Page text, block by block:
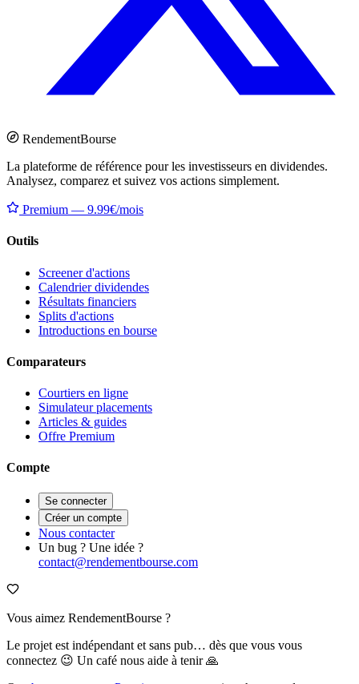
RendementBourse
La plateforme de référence pour les investisseurs en dividendes.
Analysez, comparez et suivez vos actions simplement.
Premium — 9.99€/mois
Outils
Screener d'actions
Calendrier dividendes
Résultats financiers
Splits d'actions
Introductions en bourse
Comparateurs
Courtiers en ligne
Simulateur placements
Articles & guides
Offre Premium
Compte
Se connecter
Créer un compte
Nous contacter
Un bug ? Une idée ?
contact@rendementbourse.com
Vous aimez RendementBourse ?
Le projet est indépendant et sans pub… dès que vous vous
connectez 😉 Un café nous aide à tenir 🙏